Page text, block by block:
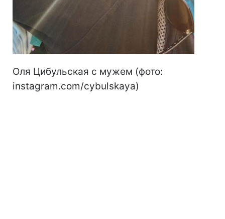
Оля Цибульская с мужем (фото:
instagram.com/cybulskaya)